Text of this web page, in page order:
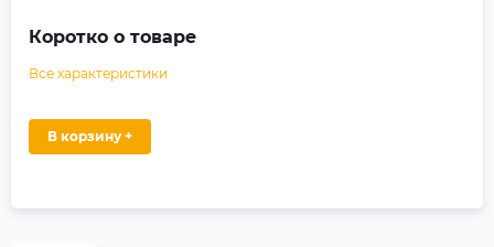
Коротко о товаре
Все характеристики
В корзину +